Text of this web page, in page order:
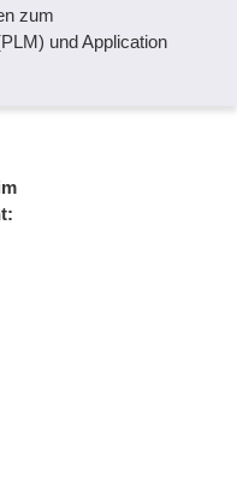
zum
und Application